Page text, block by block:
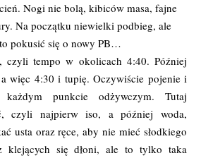
Nogi nie bolą, kibiców masa, fajne
Na początku niewielki podbieg, ale
pokusić się o nowy PB…
czyli tempo w okolicach 4:40. Później
a więc 4:30 i tupię. Oczywiście pojenie i
punkcie odżywczym. Tutaj
czyli najpierw iso, a później woda,
usta oraz ręce, aby nie mieć słodkiego
klejących się dłoni, ale to tylko taka